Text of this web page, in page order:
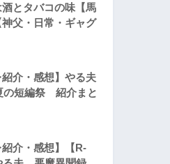
とタバコの味【馬
父・日常・ギャグ
紹介・感想】やる夫
の短編祭 紹介まと
紹介・感想】【R-